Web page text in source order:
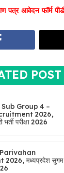
पत्र आवेदन फॉर्म
POST
Group 4 –
2026,
परीक्षा 2026
मध्यप्रदेश सुगम